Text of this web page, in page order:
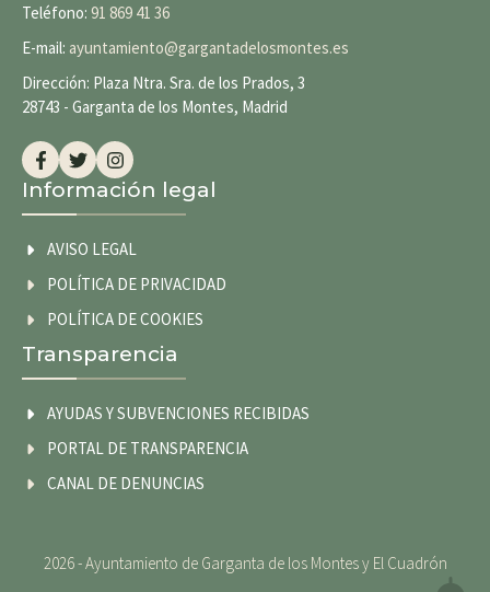
Teléfono: 91 869 41 36
E-mail: ayuntamiento@gargantadelosmontes.es
Dirección: Plaza Ntra. Sra. de los Prados, 3
28743 - Garganta de los Montes, Madrid
Información legal
AVISO LEGAL
POLÍTICA DE PRIVACIDAD
POLÍTICA DE COOKIES
Transparencia
AYUDAS Y SUBVENCIONES RECIBIDAS
PORTAL DE TRANSPARENCIA
CANAL DE DENUNCIAS
2026 - Ayuntamiento de Garganta de los Montes y El Cuadrón